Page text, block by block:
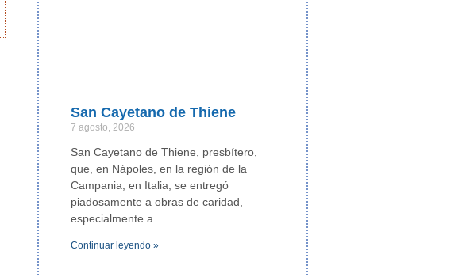
San Cayetano de Thiene
7 agosto, 2026
San Cayetano de Thiene, presbítero,
que, en Nápoles, en la región de la
Campania, en Italia, se entregó
piadosamente a obras de caridad,
especialmente a
Continuar leyendo »